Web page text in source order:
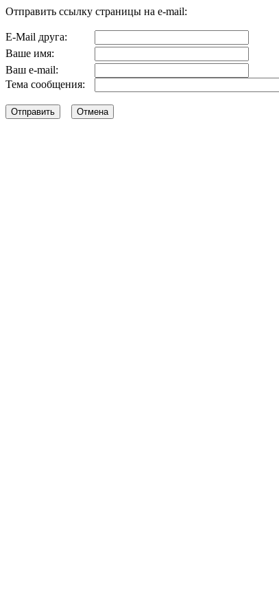
Отправить ссылку страницы на e-mail:
E-Mail друга:
Ваше имя:
Ваш e-mail:
Тема сообщения: